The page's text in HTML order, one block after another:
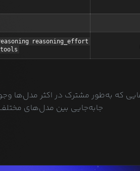
reasoning_effort
tools
جابه‌جایی بین مدل‌های